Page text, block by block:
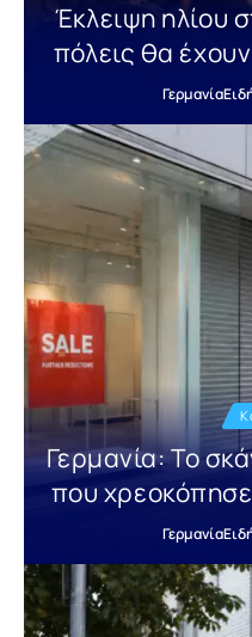
Έκλειψη ηλίου
πόλεις θα
Γερμανία
Γερμανία: Το
που
Γερμανία